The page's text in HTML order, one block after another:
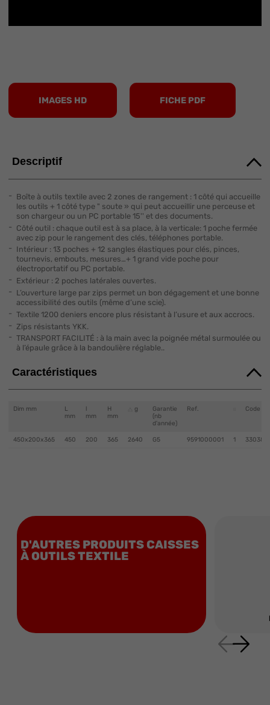
IMAGES HD FICHE PDF
Descriptif
Boîte à outils textile avec 2 zones de rangement : 1 côté qui accueille
les outils + 1 côté type " soute » qui peut accueillir une perceuse et
son chargeur ou un PC portable 15'' et des documents.
Côté outil : chaque outil est à sa place, à la verticale: 1 poche fermée
avec zip pour le rangement des clés, téléphones portable.
Intérieur : 13 poches + 12 sangles élastiques pour clés, pinces,
tournevis, embouts, mesures…+ 1 grand vide poche pour
électroportatif ou PC portable.
Extérieur : 2 poches latérales ouvertes.
L’ouverture large par zips permet un bon dégagement et une bonne
accessibilité des outils (même d’une scie).
Textile 1200 deniers encore plus résistant à l’usure et aux accrocs.
Zips résistants YKK.
TRANSPORT FACILITÉ : à la main avec la poignée métal surmoulée ou
à l’épaule grâce à la bandoulière réglable..
Caractéristiques
Dim mm
L
mm
l
mm
H
mm
g
Garantie
(nb
d'année)
Ref. Code
450x200x365 450 200 365 2640 G5 9591000001 1
D'AUTRES PRODUITS CAISSES
À OUTILS TEXTILE